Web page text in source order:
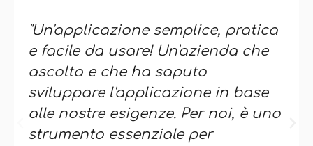
"Un'applicazione semplice, pratica
e facile da usare! Un'azienda che
ascolta e che ha saputo
sviluppare l'applicazione in base
alle nostre esigenze. Per noi, è uno
strumento essenziale per